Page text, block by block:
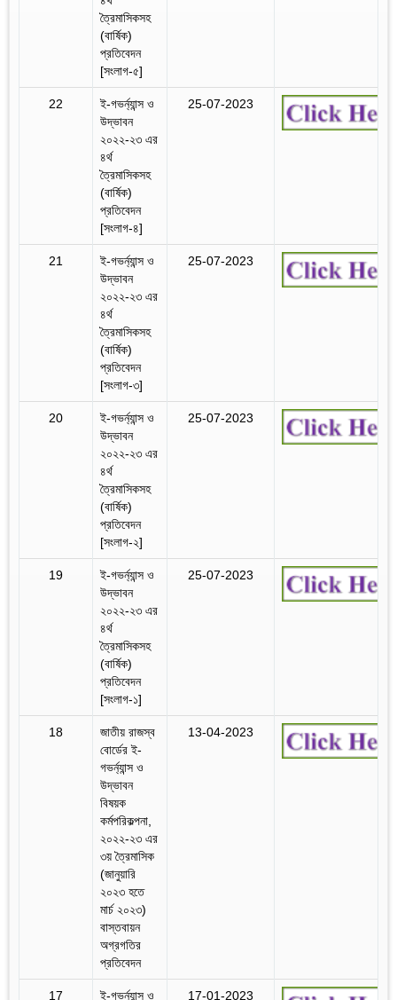
ত্রৈমাসিকসহ
(বার্ষিক)
প্রতিবেদন
[সংলাগ-৫]
22
ই-গভর্ন্যান্স ও
‍উদ্ভাবন
২০২২-২৩ এর
৪র্থ
ত্রৈমাসিকসহ
(বার্ষিক)
প্রতিবেদন
[সংলাগ-৪]
25-07-2023
21
ই-গভর্ন্যান্স ও
‍উদ্ভাবন
২০২২-২৩ এর
৪র্থ
ত্রৈমাসিকসহ
(বার্ষিক)
প্রতিবেদন
[সংলাগ-৩]
25-07-2023
20
ই-গভর্ন্যান্স ও
‍উদ্ভাবন
২০২২-২৩ এর
৪র্থ
ত্রৈমাসিকসহ
(বার্ষিক)
প্রতিবেদন
[সংলাগ-২]
25-07-2023
19
ই-গভর্ন্যান্স ও
‍উদ্ভাবন
২০২২-২৩ এর
৪র্থ
ত্রৈমাসিকসহ
(বার্ষিক)
প্রতিবেদন
[সংলাগ-১]
25-07-2023
18
জাতীয় রাজস্ব
বোর্ডের ই-
গভর্ন্যান্স ও
উদ্ভাবন
বিষয়ক
কর্মপরিকল্পনা,
২০২২-২৩ এর
৩য় ত্রৈমাসিক
(জানুয়ারি
২০২৩ হতে
মার্চ ২০২৩)
বাস্তবায়ন
অগ্রগতির
প্রতিবেদন
13-04-2023
17
ই-গভর্ন্যান্স ও
17-01-2023